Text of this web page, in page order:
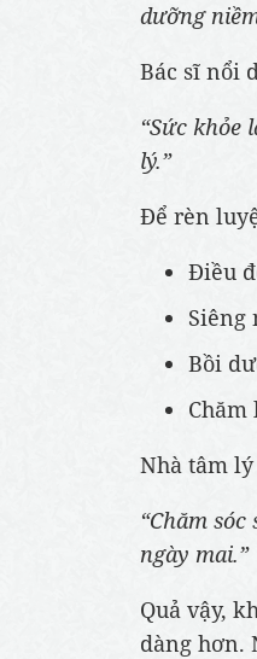
dưỡng
Bác sĩ nổi
“Sức khỏe
lý.”
Để rèn
Điều
Siêng
Bồi
Chăm
Nhà tâm
“Chăm
ngày mai.”
Quả vậy,
dàng hơn.